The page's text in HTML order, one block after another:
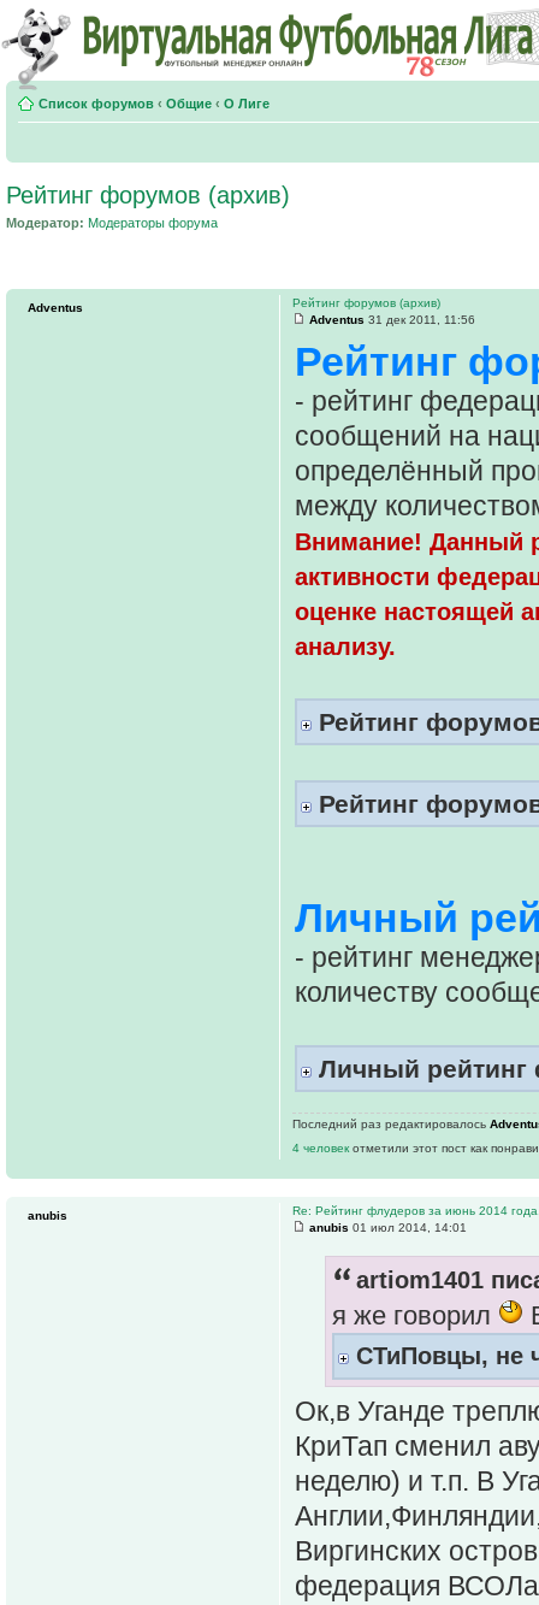
Список форумов ‹ Общие ‹ О Лиге
Рейтинг форумов (архив)
Модератор: Модераторы форума
Рейтинг форумов (архив)
Adventus 31 дек 2011, 11:56
Рейтинг
- рейтинг
сообщений на
определённый
между
Внимание! Данный
активности
оценке настоящей
анализу.
Рейтинг
Рейтинг
Личный
- рейтинг
количеству
Личный рейтинг
Последний раз редактировалось
4 человек отметили этот пост как
Adventus
Re: Рейтинг флудеров за июнь 2014
anubis 01 июл 2014, 14:01
artiom1401
я же говорил
СТиПовцы, не
Ок,в Уганде
КриТап сменил
неделю) и т.п. В
Виргинских
федерация
anubis